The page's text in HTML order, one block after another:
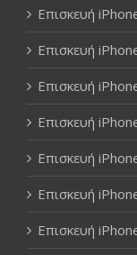
Επισκευή
Επισκευή
Επισκευή
Επισκευή
Επισκευή
Επισκευή
Επισκευή